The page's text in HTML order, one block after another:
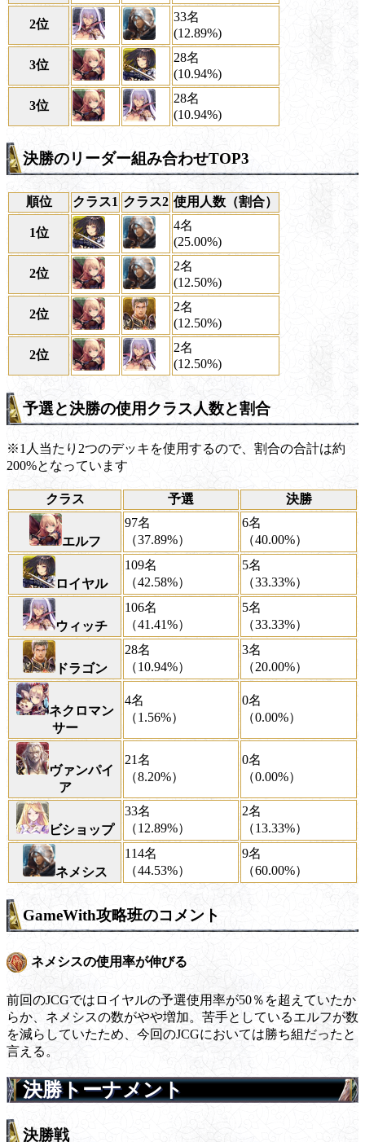
2位
33名
(12.89%)
3位
28名
(10.94%)
3位
28名
(10.94%)
決勝のリーダー組み合わせTOP3
順位 クラス1 クラス2 使用人数（割合）
1位
4名
(25.00%)
2位
2名
(12.50%)
2位
2名
(12.50%)
2位
2名
(12.50%)
予選と決勝の使用クラス人数と割合
※1人当たり2つのデッキを使用するので、割合の合計は約
200%となっています
クラス 予選 決勝
エルフ
97名
（37.89%）
6名
（40.00%）
ロイヤル
109名
（42.58%）
5名
（33.33%）
ウィッチ
106名
（41.41%）
5名
（33.33%）
ドラゴン
28名
（10.94%）
3名
（20.00%）
ネクロマン
サー
4名
（1.56%）
0名
（0.00%）
ヴァンパイ
ア
21名
（8.20%）
0名
（0.00%）
ビショップ
33名
（12.89%）
2名
（13.33%）
ネメシス
114名
（44.53%）
9名
（60.00%）
GameWith攻略班のコメント
ネメシスの使用率が伸びる
前回のJCGではロイヤルの予選使用率が50％を超えていたか
らか、ネメシスの数がやや増加。苦手としているエルフが数
を減らしていたため、今回のJCGにおいては勝ち組だったと
言える。
決勝トーナメント
決勝戦